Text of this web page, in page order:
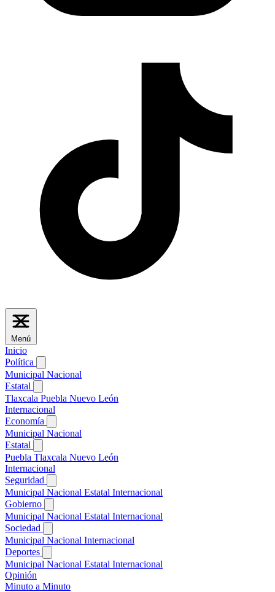
Menú
Inicio
Política
Municipal Nacional
Estatal
Tlaxcala Puebla Nuevo León
Internacional
Economía
Municipal Nacional
Estatal
Puebla Tlaxcala Nuevo León
Internacional
Seguridad
Municipal Nacional Estatal Internacional
Gobierno
Municipal Nacional Estatal Internacional
Sociedad
Municipal Nacional Internacional
Deportes
Municipal Nacional Estatal Internacional
Opinión
Minuto a Minuto